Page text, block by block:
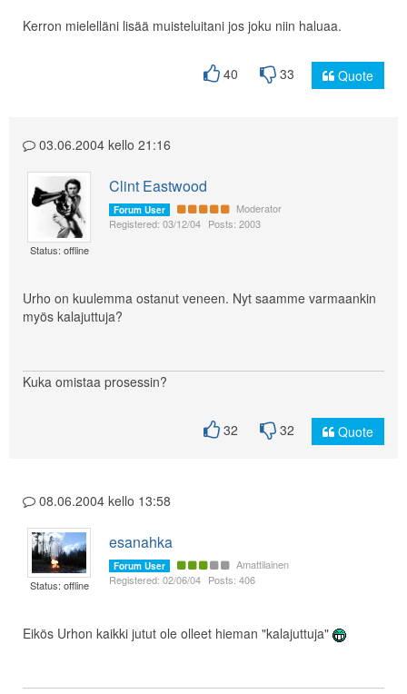
Kerron mielelläni lisää muisteluitani jos joku niin haluaa.
40 33 Quote
03.06.2004 kello 21:16
Status: offline
Clint Eastwood
Forum User
Moderator
Registered: 03/12/04 Posts: 2003
Urho on kuulemma ostanut veneen. Nyt saamme varmaankin
myös kalajuttuja?
Kuka omistaa prosessin?
32 32 Quote
08.06.2004 kello 13:58
Status: offline
esanahka
Forum User
Amattilainen
Registered: 02/06/04 Posts: 406
Eikös Urhon kaikki jutut ole olleet hieman "kalajuttuja"